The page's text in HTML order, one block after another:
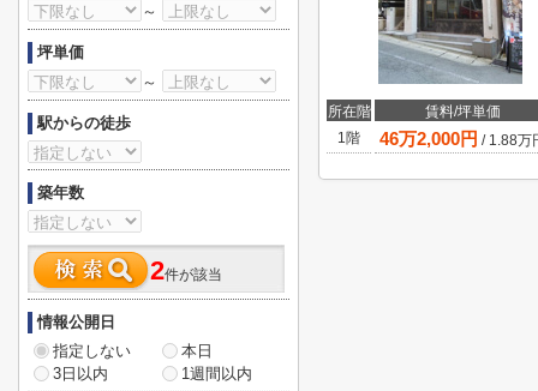
所在階
賃料/坪単価
1階
46万2,000円 / 1.88万
～
坪単価
～
駅からの徒歩
築年数
2件が該当
情報公開日
指定しない
本日
3日以内
1週間以内